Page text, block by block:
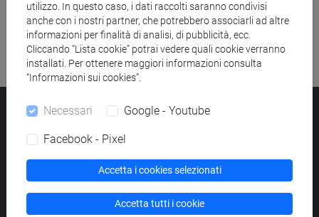
Ricerca risorse bibliografiche
Università Ca’ Foscari
PECprotocollo@pec.unive.it
P.IVA 00816350276 - C.F. 80007720271
Privacy/Cookies/Credits e note legali
Elenco siti tematici
utilizzo. In questo caso, i dati raccolti saranno condivisi
anche con i nostri partner, che potrebbero associarli ad altre
informazioni per finalità di analisi, di pubblicità, ecc.
Cliccando “Lista cookie” potrai vedere quali cookie verranno
installati. Per ottenere maggiori informazioni consulta
“Informazioni sui cookies”.
Necessari Google - Youtube
Facebook - Pixel
Accetta i cookies selezionati
Accetta tutti i cookie